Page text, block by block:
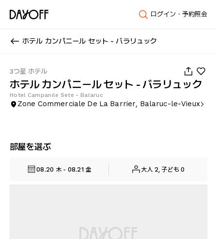
ログイン・予約照会
ホテル カンパニール セット - バラリュック
3つ星 ホテル
ホテル カンパニール セット - バラリュック
Hotel Campanile Sete - Balaruc
Zone Commerciale De La Barrier, Balaruc-le-Vieux
部屋を選ぶ
08.20 木 - 08.21 金 大人 2, 子ども 0